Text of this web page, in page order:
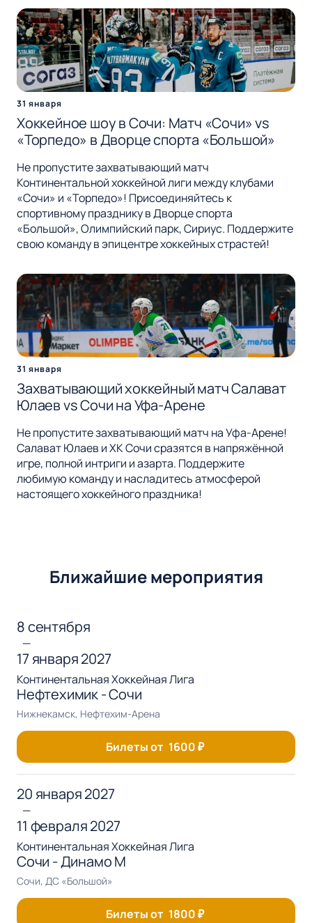
31 января
Хоккейное шоу в Сочи: Матч «Сочи» vs
«Торпедо» в Дворце спорта «Большой»
Не пропустите захватывающий матч
Континентальной хоккейной лиги между клубами
«Сочи» и «Торпедо»! Присоединяйтесь к
спортивному празднику в Дворце спорта
«Большой», Олимпийский парк, Сириус. Поддержите
свою команду в эпицентре хоккейных страстей!
31 января
Захватывающий хоккейный матч Салават
Юлаев vs Сочи на Уфа-Арене
Не пропустите захватывающий матч на Уфа-Арене!
Салават Юлаев и ХК Сочи сразятся в напряжённой
игре, полной интриги и азарта. Поддержите
любимую команду и насладитесь атмосферой
настоящего хоккейного праздника!
Ближайшие мероприятия
8 сентября
—
17 января 2027
Континентальная Хоккейная Лига
Нефтехимик - Сочи
Нижнекамск, Нефтехим-Арена
Билеты от 1600₽
20 января 2027
—
11 февраля 2027
Континентальная Хоккейная Лига
Сочи - Динамо М
Сочи, ДС «Большой»
Билеты от 1800₽